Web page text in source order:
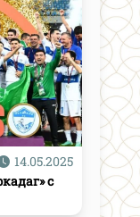
14.05.2025
с